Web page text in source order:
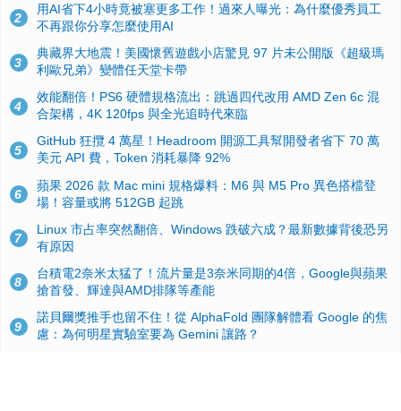
2
用AI省下4小時竟被塞更多工作！過來人曝光：為什麼優秀員工
不再跟你分享怎麼使用AI
3
典藏界大地震！美國懷舊遊戲小店驚見 97 片未公開版《超級瑪
利歐兄弟》變體任天堂卡帶
4
效能翻倍！PS6 硬體規格流出：跳過四代改用 AMD Zen 6c 混
合架構，4K 120fps 與全光追時代來臨
5
GitHub 狂攬 4 萬星！Headroom 開源工具幫開發者省下 70 萬
美元 API 費，Token 消耗暴降 92%
6
蘋果 2026 款 Mac mini 規格爆料：M6 與 M5 Pro 異色搭檔登
場！容量或將 512GB 起跳
7
Linux 市占率突然翻倍、Windows 跌破六成？最新數據背後恐另
有原因
8
台積電2奈米太猛了！流片量是3奈米同期的4倍，Google與蘋果
搶首發、輝達與AMD排隊等產能
9
諾貝爾獎推手也留不住！從 AlphaFold 團隊解體看 Google 的焦
慮：為何明星實驗室要為 Gemini 讓路？